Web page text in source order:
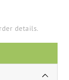
details.